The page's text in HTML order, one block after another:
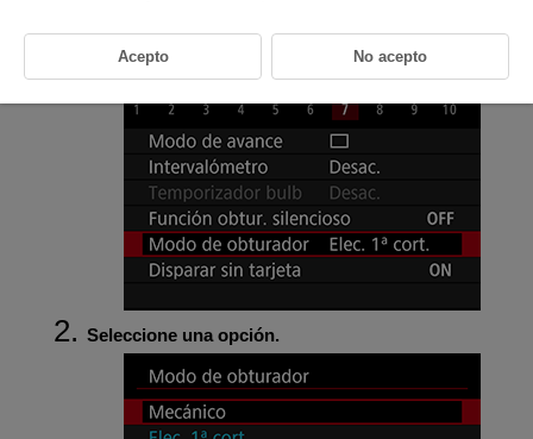
Seleccione [ Modo de obturador].
Seleccione una opción.
Acepto No acepto